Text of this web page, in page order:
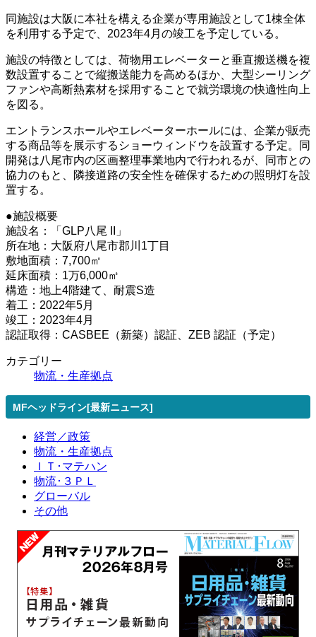
同施設は大阪に本社を構える企業が専用施設として1棟全体
を利用する予定で、2023年4月の竣工を予定している。
施設の特徴としては、荷物用エレベーターと垂直搬送機を複
数設置することで縦搬送能力を高めるほか、大型シーリング
ファンや高断熱素材を採用することで就労環境の快適性向上
を図る。
エントランスホールやエレベーターホールには、企業が販売
する商品等を展示するショーウィンドウを設置する予定。同
開発は八尾市内の区画整理事業地内で行われるが、同市との
協力のもと、隣接道路の安全性を確保するための照明灯を設
置する。
●施設概要
施設名：「GLP八尾 II」
所在地：大阪府八尾市郡川1丁目
敷地面積：7,700㎡
延床面積：1万6,000㎡
構造：地上4階建て、耐震S造
着工：2022年5月
竣工：2023年4月
認証取得：CASBEE（新築）認証、ZEB 認証（予定）
カテゴリー
物流・生産拠点
MFヘッドライン[最新ニュース]
経営／政策
物流・生産拠点
ＩＴ･マテハン
物流･３ＰＬ
グローバル
その他